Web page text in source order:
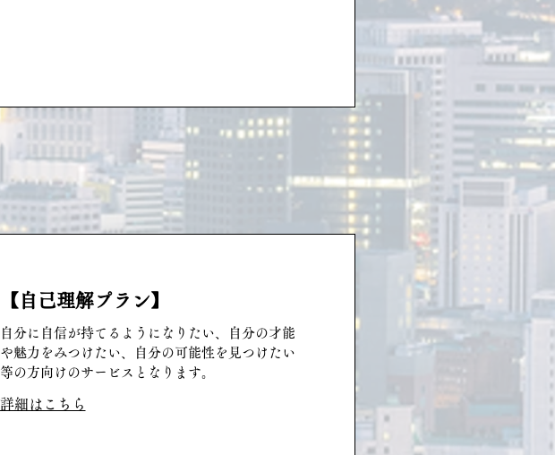
【自己理解プラン】
自分に自信が持てるようになりたい、自分の才能
や魅力をみつけたい、自分の可能性を見つけたい
等の方向けのサービスとなります。
詳細はこちら